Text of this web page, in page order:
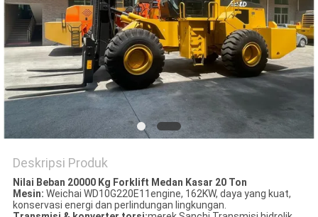
Deskripsi Produk
Nilai Beban 20000 Kg Forklift Medan Kasar 20 Ton
Mesin: Weichai WD10G220E11engine, 162KW, daya yang kuat,
konservasi energi dan perlindungan lingkungan.